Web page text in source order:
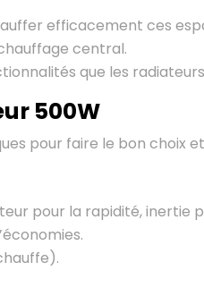
efficacement ces
central.
que les
500W
pour faire le bon choix
pour la rapidité, inertie